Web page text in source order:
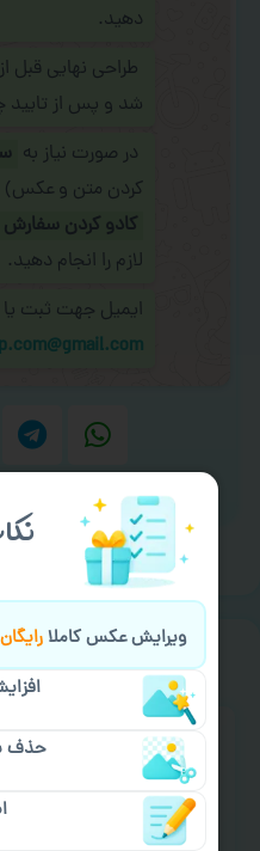
دهید.
طراحی نهایی قبل
شد و پس از
در صورت نیاز به
کردن متن و عکس)
کادو کردن سفارش
لازم را انجام دهید.
ایمیل جهت ثبت
خیالت راحت
ویرایش عکس کاملارایگان
حذف